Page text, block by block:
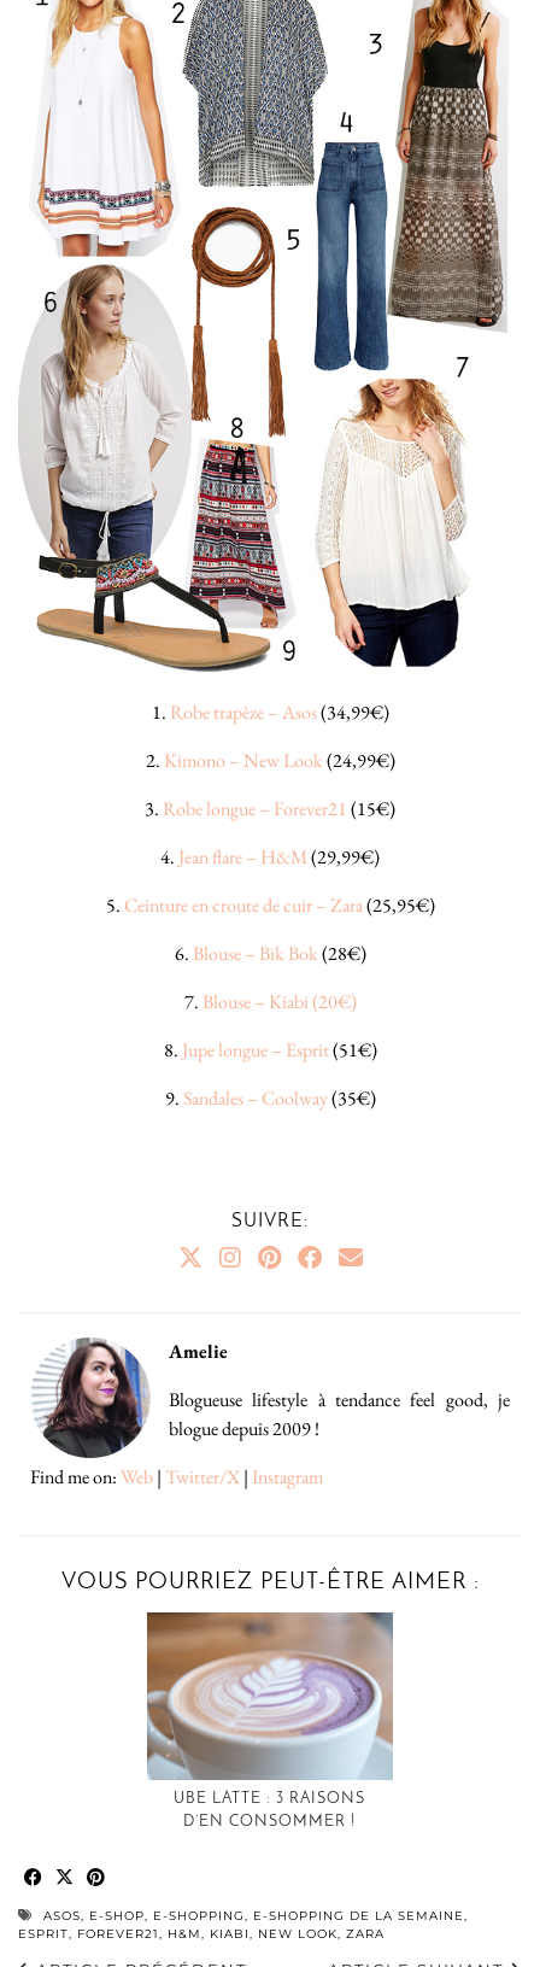
1. Robe trapèze – Asos(34,99€)
2. Kimono – New Look(24,99€)
3. Robe longue – Forever21(15€)
4. Jean flare – H&M(29,99€)
5.Ceinture en croute de cuir – Zara(25,95€)
6. Blouse – Bik Bok(28€)
7. Blouse – Kiabi (20€)
8. Jupe longue – Esprit(51€)
9.Sandales – Coolway(35€)
SUIVRE:
Amelie
Blogueuse lifestyle à tendance feel good, je
blogue depuis 2009 !
Find me on:Web|Twitter/X| Instagram
VOUS POURRIEZ PEUT-ÊTRE AIMER :
UBE LATTE : 3 RAISONS
D’EN CONSOMMER !
ASOS, E-SHOP, E-SHOPPING, E-SHOPPING DE LA SEMAINE,
ESPRIT, FOREVER21, H&M, KIABI, NEW LOOK, ZARA